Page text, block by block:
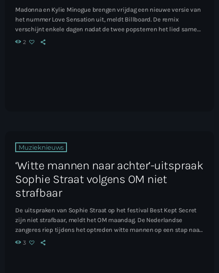
Madonna en Kylie Minogue brengen vrijdag een nieuwe versie van
het nummer Love Sensation uit, meldt Billboard. De remix
verschijnt enkele dagen nadat de twee popsterren het lied samen
hebben gezongen tijdens WorldPride in Amsterdam. Lees het hele
2
Muzieknieuws
‘Witte mannen naar achter’-uitspraak
Sophie Straat volgens OM niet
strafbaar
De uitspraken van Sophie Straat op het festival Best Kept Secret
zijn niet strafbaar, meldt het OM maandag. De Nederlandse
zangeres riep tijdens het optreden witte mannen op een stap naar
achteren te doen bij een moshpit. Lees het hele artikel...
3